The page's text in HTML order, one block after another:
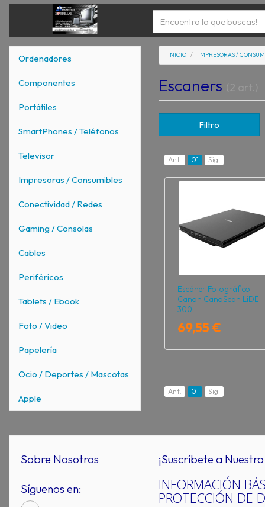
Ordenadores
Componentes
Portátiles
SmartPhones / Teléfonos
Televisor
Impresoras / Consumibles
Conectividad / Redes
Gaming / Consolas
Cables
Periféricos
Tablets / Ebook
Foto / Video
Papelería
Ocio / Deportes / Mascotas
Apple
INICIO IMPRESORAS /
Escaners
Filtro
Ant. 01 Sig.
Escáner Fotográfico
Canon CanoScan LiDE
300
69,55 €
Ant. 01 Sig.
Sobre Nosotros
Síguenos en:
¡Suscríbete a
INFORMACIÓN
PROTECCIÓN DE